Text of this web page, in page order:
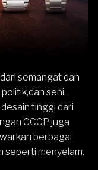
semangat dan
seni.
tinggi dari
CCCP juga
berbagai
seperti menyelam.